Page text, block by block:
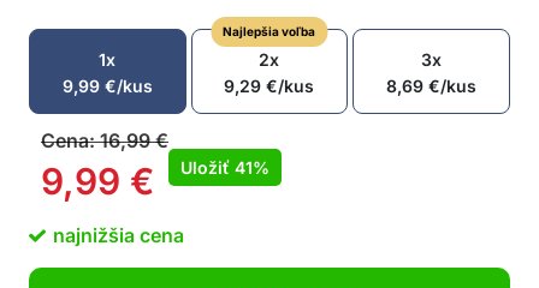
sú plne nastaviteľné a dajú sa nastaviť na správnu
dĺžku podľa vašej veľkosti.
Jednoduchší transport lyží a palíc
Uvoľňuje unavené ruky
Polstrované popruhy
Nastaviteľná dĺžka
Pre dospelých a deti
1x
9,99 €/kus
Najlepšia voľba
2x
9,29€/kus
3x
8,69€/kus
Cena:16,99€
9,99 € Uložiť 41%
najnižšia cena